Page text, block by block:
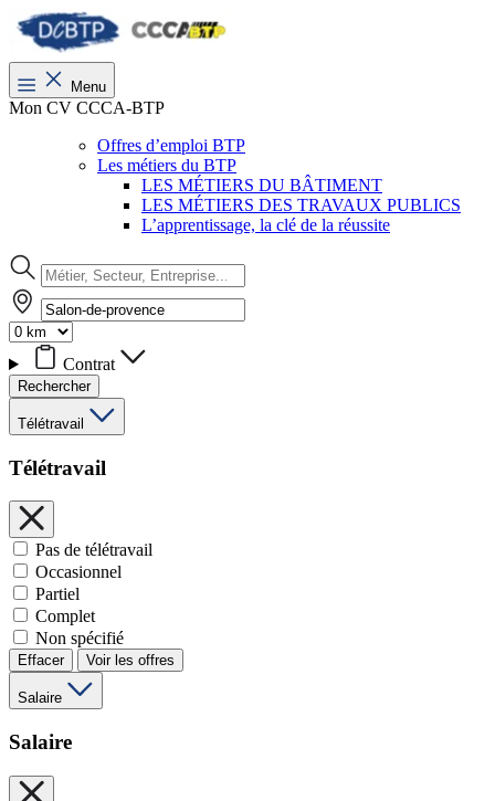
Menu
Mon CV CCCA-BTP
Offres d’emploi BTP
Les métiers du BTP
LES MÉTIERS DU BÂTIMENT
LES MÉTIERS DES TRAVAUX PUBLICS
L’apprentissage, la clé de la réussite
Contrat
Rechercher
Télétravail
Télétravail
Pas de télétravail
Occasionnel
Partiel
Complet
Non spécifié
Effacer Voir les offres
Salaire
Salaire